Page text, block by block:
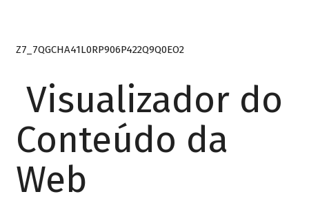
Z7_7QGCHA41L0RP906P422Q9Q0EO2
Visualizador do
Conteúdo da
Web